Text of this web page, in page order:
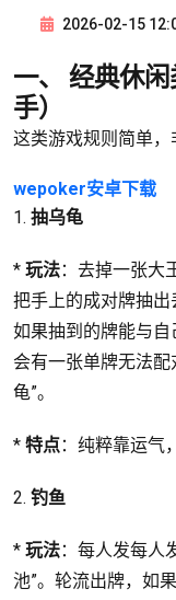
2026-02-15
一、 经典休
手）
这类游戏规则简单，
wepoker安卓下载
1. 抽乌龟
* 玩法：去掉一张大
把手上的成对牌抽出
如果抽到的牌能与自
会有一张单牌无法
龟”。
* 特点：纯粹靠运气
2. 钓鱼
* 玩法：每人发每人
池”。轮流出牌，如